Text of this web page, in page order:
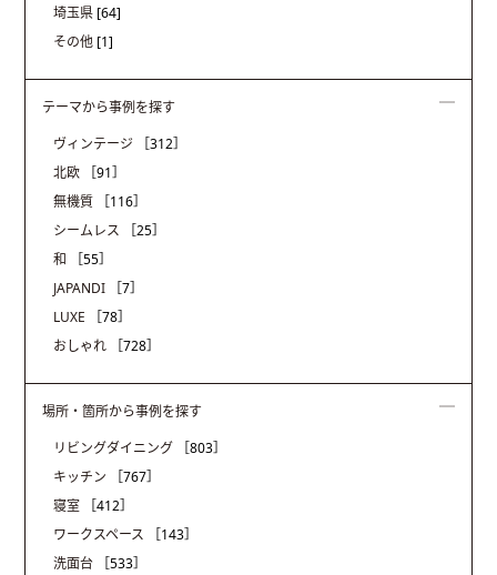
埼玉県 [64]
その他 [1]
テーマから事例を探す
ヴィンテージ
［312］
北欧
［91］
無機質
［116］
シームレス
［25］
和
［55］
JAPANDI
［7］
LUXE
［78］
おしゃれ
［728］
場所・箇所から事例を探す
リビングダイニング
［803］
キッチン
［767］
寝室
［412］
ワークスペース
［143］
洗面台
［533］